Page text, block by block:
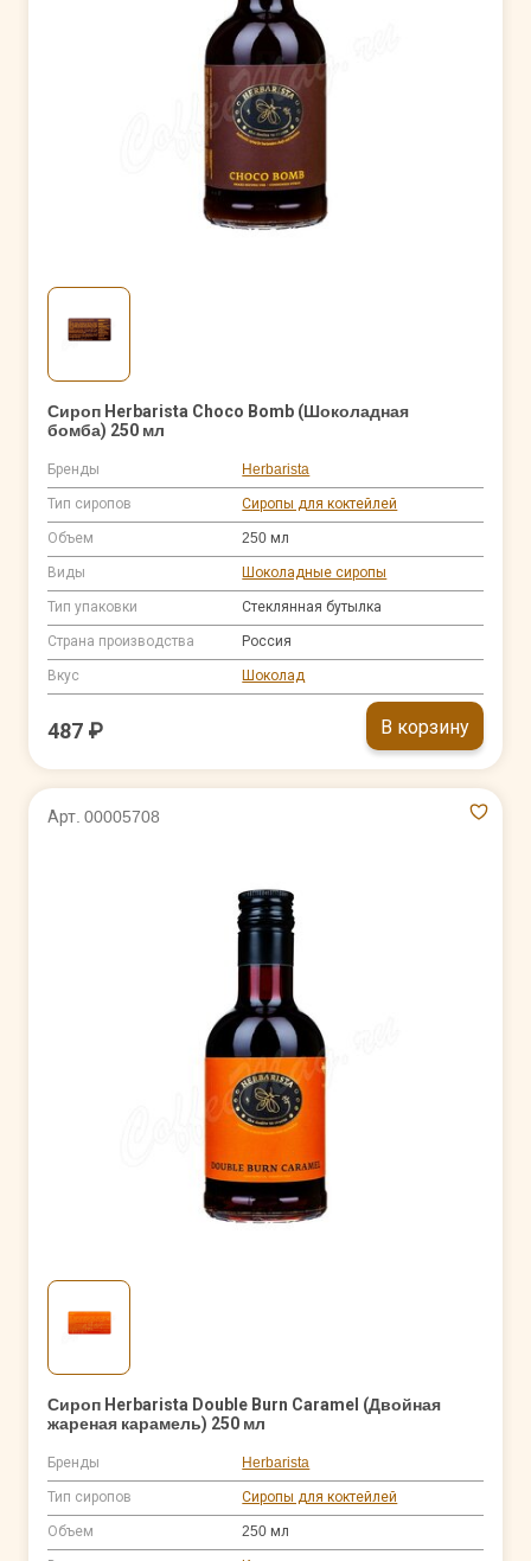
Сироп Herbarista Choco Bomb (Шоколадная
бомба) 250 мл
Бренды Herbarista
Тип сиропов Сиропы для коктейлей
Объем 250 мл
Виды Шоколадные сиропы
Тип упаковки Стеклянная бутылка
Страна производства Россия
Вкус Шоколад
487 ₽ В корзину
Арт. 00005708
Сироп Herbarista Double Burn Caramel (Двойная
жареная карамель) 250 мл
Бренды Herbarista
Тип сиропов Сиропы для коктейлей
Объем 250 мл